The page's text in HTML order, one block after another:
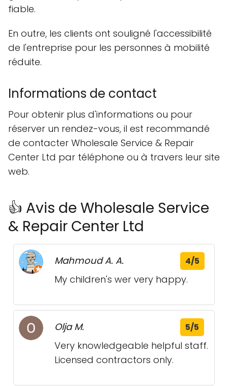
fiable.
En outre, les clients ont souligné l'accessibilité
de l'entreprise pour les personnes à mobilité
réduite.
Informations de contact
Pour obtenir plus d'informations ou pour
réserver un rendez-vous, il est recommandé
de contacter Wholesale Service & Repair
Center Ltd par téléphone ou à travers leur site
web.
👍 Avis de Wholesale Service
& Repair Center Ltd
Mahmoud A. A. 4/5
My children's wer very happy.
Olja M. 5/5
Very knowledgeable helpful staff.
Licensed contractors only.